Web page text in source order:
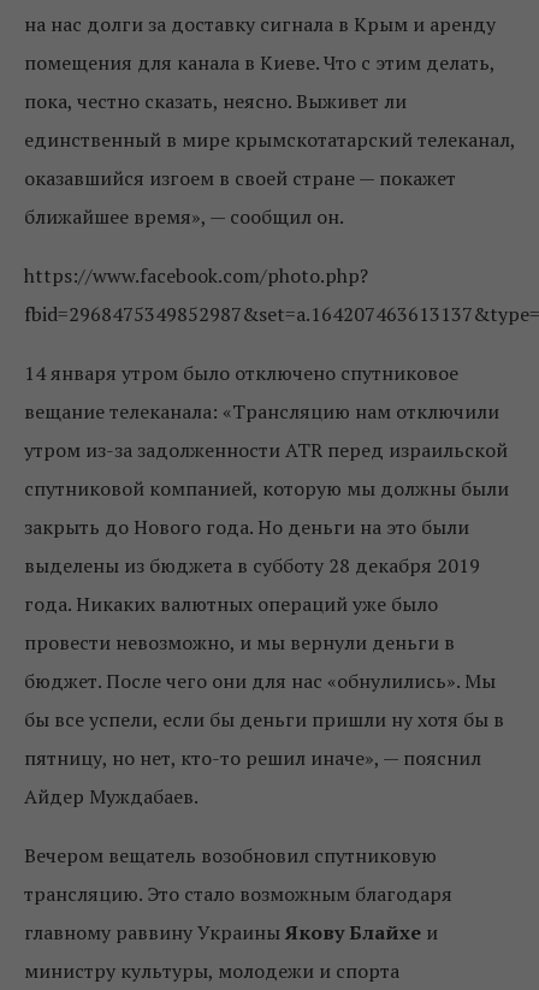
на нас долги за доставку сигнала в Крым и аренду
помещения для канала в Киеве. Что с этим делать,
пока, честно сказать, неясно. Выживет ли
единственный в мире крымскотатарский телеканал,
оказавшийся изгоем в своей стране — покажет
ближайшее время», — сообщил он.
https://www.facebook.com/photo.php?
14 января утром было отключено спутниковое
вещание телеканала: «Трансляцию нам отключили
утром из-за задолженности ATR перед израильской
спутниковой компанией, которую мы должны были
закрыть до Нового года. Но деньги на это были
выделены из бюджета в субботу 28 декабря 2019
года. Никаких валютных операций уже было
провести невозможно, и мы вернули деньги в
бюджет. После чего они для нас «обнулились». Мы
бы все успели, если бы деньги пришли ну хотя бы в
пятницу, но нет, кто-то решил иначе», — пояснил
Айдер Муждабаев.
Вечером вещатель возобновил спутниковую
трансляцию. Это стало возможным благодаря
главному раввину УкраиныЯкову Блайхе и
министру культуры, молодежи и спорта